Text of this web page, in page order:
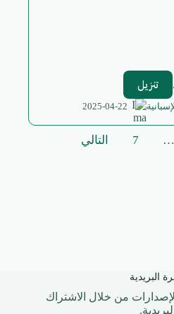
تنزيل
2025-04-22
…
7 التالي
البريدية
من خلال الاشتراك